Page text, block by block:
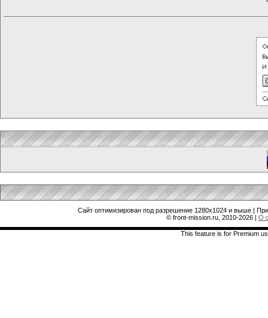
Сайт оптимизирован под разрешение 1280x1024 и выше |
© front-mission.ru, 2010-2026| О
This feature is for Premium